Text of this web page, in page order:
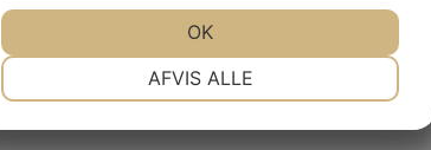
AFVIS ALLE
OK